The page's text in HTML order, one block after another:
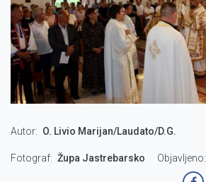
Autor O. Livio Marijan/Laudato/D.G.
Fotograf Župa Jastrebarsko Objavljeno: